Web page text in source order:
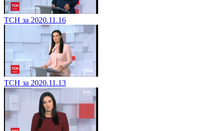
ТСН за 2020.11.16
ТСН за 2020.11.13